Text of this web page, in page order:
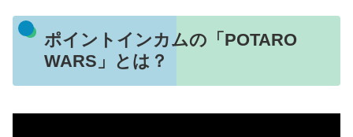
ポイントインカムの「POTARO
WARS」とは？